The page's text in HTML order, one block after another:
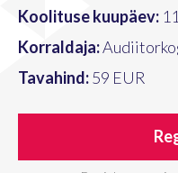
Koolituse kuupäev:
Korraldaja:
Tavahind:59 EUR